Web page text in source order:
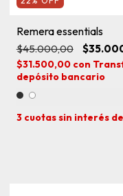
Remera essentials
$45.000,00
$31.500,00 con
depósito bancario
3 cuotas sin interés de